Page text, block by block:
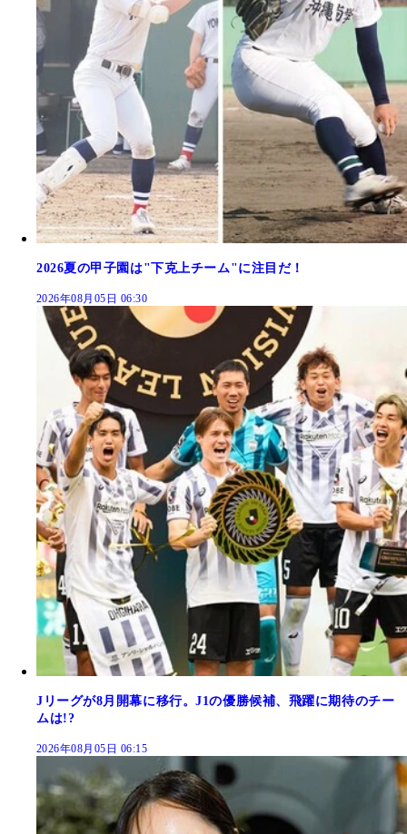
2026夏の甲子園は"下克上チーム"に注目だ！
2026年08月05日 06:30
Jリーグが8月開幕に移行。J1の優勝候補、飛躍に期待のチー
ムは!?
2026年08月05日 06:15